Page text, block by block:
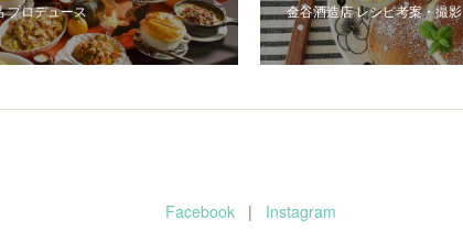
プロデュース 金谷酒造店 レシピ考案・撮影
Facebook| Instagram